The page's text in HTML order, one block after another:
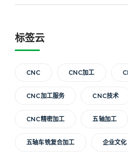
标签云
CNC CNC加工
CNC加工服务 CNC技术
CNC精密加工 五轴加工
五轴车铣复合加工 企业文化